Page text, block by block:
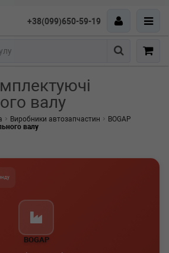
+38(099)650-59-19
Пошук
валу
Виробники автозапчастин
BOGAP
валу
BOGAP